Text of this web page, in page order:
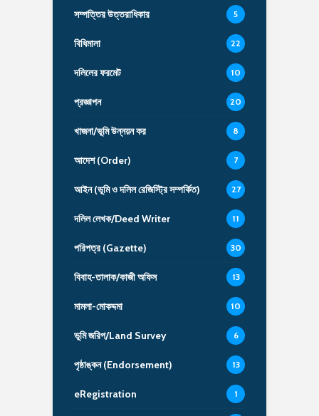
সম্পত্তির উত্তরাধিকার 5
বিধিমালা 22
দলিলের ফরমেট 10
প্রজ্ঞাপন 20
খাজনা/ভূমি উন্নয়ন কর 8
আদেশ (Order) 7
আইন (ভূমি ও দলিল রেজিস্ট্রি সম্পর্কিত) 27
দলিল লেখক/Deed Writer 11
পরিপত্র (Gazette) 30
বিবাহ-তালাক/কাজী অফিস 13
মামলা-মোকদ্দমা 10
ভূমি জরিপ/Land Survey 6
পৃষ্ঠাঙ্কন (Endorsement) 13
eRegistration 1